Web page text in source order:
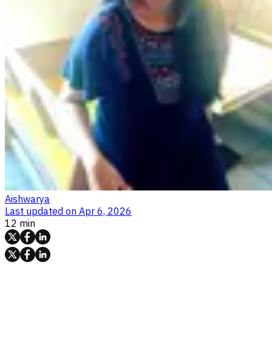
Aishwarya
Last updated on Apr 6, 2026
12 min